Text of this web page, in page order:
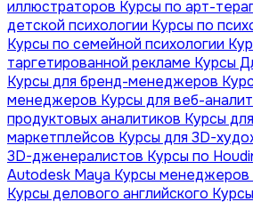
иллюстраторов Курсы по арт-
детской психологии Курсы по
Курсы по семейной психологии
таргетированной рекламе Курсы
Курсы для бренд-менеджеров
менеджеров Курсы для веб-
продуктовых аналитиков Курсы
маркетплейсов Курсы для 3D-
3D-дженералистов Курсы по
Autodesk Maya Курсы менеджеров
Курсы делового английского